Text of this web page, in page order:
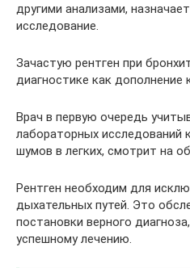
другими анализами,
исследование.
Зачастую рентген при
диагностике как дополнение
Врач в первую очередь
лабораторных исследований
шумов в легких, смотрит на
Рентген необходим для
дыхательных путей. Это
постановки верного
успешному лечению.